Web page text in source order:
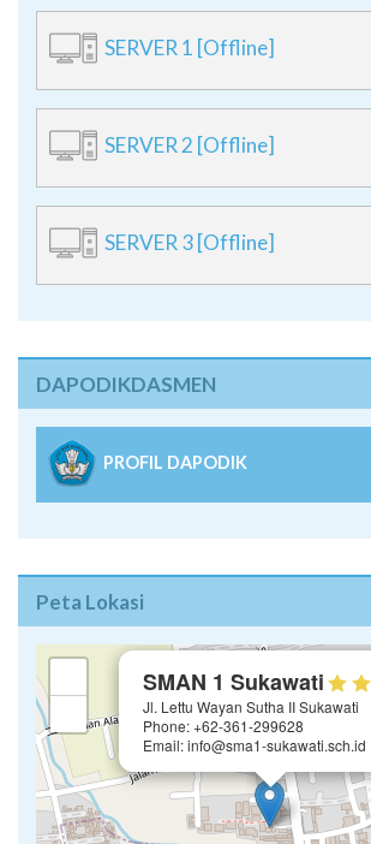
SERVER 1 [Offline]
SERVER 2 [Offline]
SERVER 3 [Offline]
DAPODIKDASMEN
PROFIL DAPODIK
Peta Lokasi
SMAN 1 Sukawati
Jl. Lettu Wayan Sutha II Sukawati
Phone: +62-361-299628
Email: info@sma1-sukawati.sch.id